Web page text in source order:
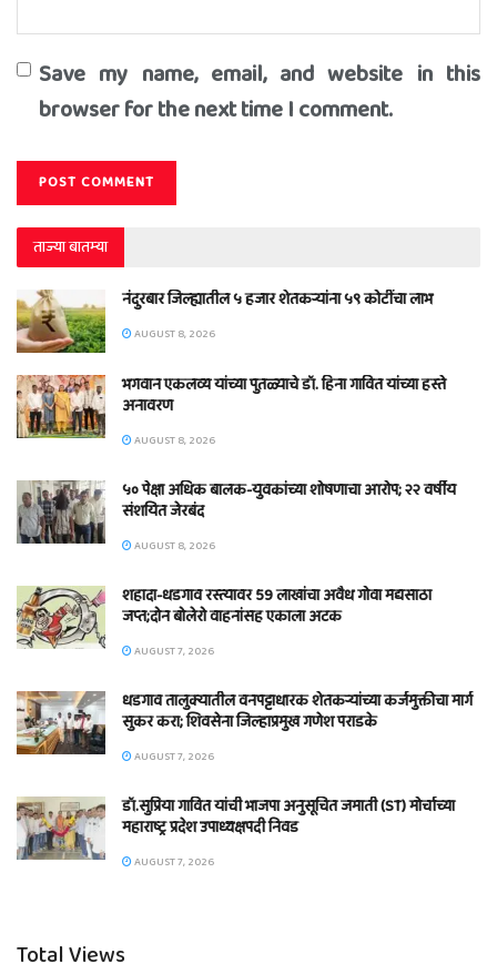
Save my name, email, and website in this
browser for the next time I comment.
ताज्या बातम्या
नंदुरबार जिल्ह्यातील ५ हजार शेतकऱ्यांना ५९ कोटींचा लाभ
AUGUST 8, 2026
भगवान एकलव्य यांच्या पुतळ्याचे डॉ. हिना गावित यांच्या हस्ते
अनावरण
AUGUST 8, 2026
५० पेक्षा अधिक बालक-युवकांच्या शोषणाचा आरोप; २२ वर्षीय
संशयित जेरबंद
AUGUST 8, 2026
शहादा-धडगाव रस्त्यावर 59 लाखांचा अवैध गोवा मद्यसाठा
जप्त;दोन बोलेरो वाहनांसह एकाला अटक
AUGUST 7, 2026
धडगाव तालुक्यातील वनपट्टाधारक शेतकऱ्यांच्या कर्जमुक्तीचा मार्ग
सुकर करा; शिवसेना जिल्हाप्रमुख गणेश पराडके
AUGUST 7, 2026
डॉ.सुप्रिया गावित यांची भाजपा अनुसूचित जमाती (ST) मोर्चाच्या
महाराष्ट्र प्रदेश उपाध्यक्षपदी निवड
AUGUST 7, 2026
Total Views